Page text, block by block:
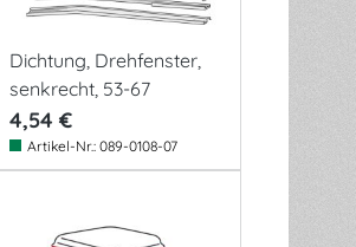
Dichtung, Drehfenster,
senkrecht, 53-67
4,54 €
Artikel-Nr.: 089-0108-07